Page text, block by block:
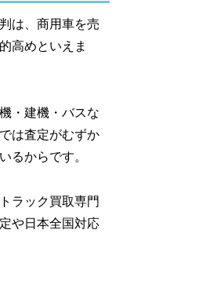
は、商用車を売
高めといえま
・建機・バスな
は査定がむずか
るからです。
ラック買取専門
や日本全国対応